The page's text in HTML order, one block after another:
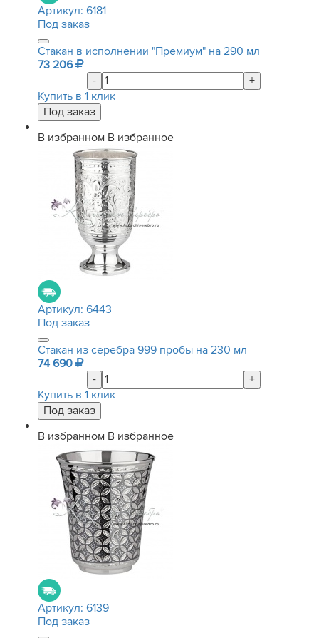
Артикул: 6181
Под заказ
Стакан в исполнении "Премиум" на 290 мл
73 206
-
+
Купить в 1 клик
В избранном В избранное
Артикул: 6443
Под заказ
Стакан из серебра 999 пробы на 230 мл
74 690
-
+
Купить в 1 клик
В избранном В избранное
Артикул: 6139
Под заказ